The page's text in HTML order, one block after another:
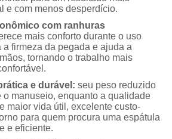
e com menos desperdício.
com ranhuras
mais conforto durante o uso
firmeza da pegada e ajuda a
tornando o trabalho mais
e durável: seu peso reduzido
o manuseio, enquanto a qualidade
maior vida útil, excelente custo-
para quem procura uma espátula
e eficiente.